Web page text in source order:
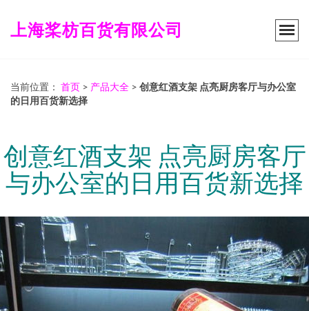
上海桨枋百货有限公司
当前位置： 首页 > 产品大全 > 创意红酒支架 点亮厨房客厅与办公室
的日用百货新选择
创意红酒支架 点亮厨房客厅
与办公室的日用百货新选择